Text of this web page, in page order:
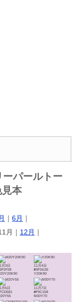
パールトー
見本
｜ 6月 ｜
月｜ 12月 ｜
月3日
11月4日
#3F3A2E
Y20K90
月6日
11月7日
#F9C158
M30Y70